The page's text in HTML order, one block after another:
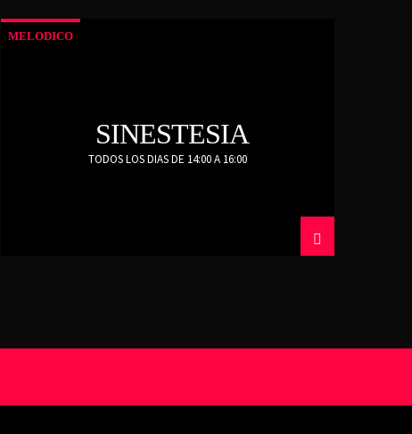
MELODICO
SINESTESIA
TODOS LOS DIAS DE 14:00 A 16:00